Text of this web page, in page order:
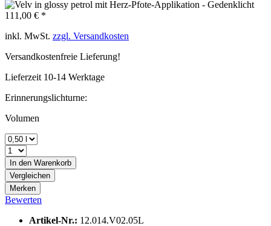
111,00 € *
inkl. MwSt. zzgl. Versandkosten
Versandkostenfreie Lieferung!
Lieferzeit 10-14 Werktage
Erinnerungslichturne:
Volumen
In den Warenkorb
Vergleichen
Merken
Bewerten
Artikel-Nr.: 12.014.V02.05L